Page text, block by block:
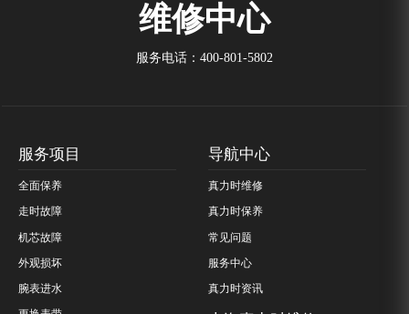
维修中心
服务电话： 400-801-5802
服务项目
全面保养
走时故障
机芯故障
外观损坏
腕表进水
导航中心
真力时维修
真力时保养
常见问题
服务中心
真力时资讯